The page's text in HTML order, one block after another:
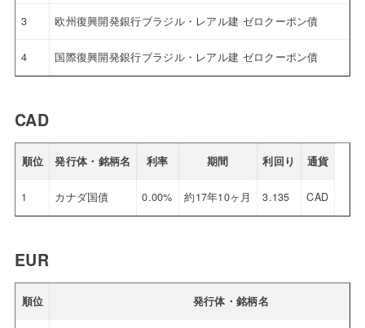
3 欧州復興開発銀行ブラジル・レアル建 ゼロクーポン債
4 国際復興開発銀行ブラジル・レアル建 ゼロクーポン債
CAD
順位 発行体・銘柄名 利率 期間 利回り 通貨
1 カナダ国債 0.00% 約17年10ヶ月 3.135 CAD
EUR
順位 発行体・銘柄名